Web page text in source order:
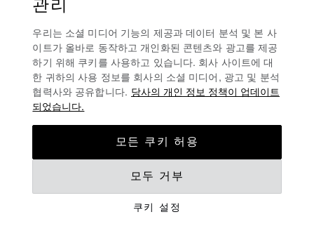
워치스앤원더스 2024
소식
우리는 소셜 미디어 기능의 제공과 데이터 분석 및 본 사
이트가 올바로 동작하고 개인화된 콘텐츠와 광고를 제공
하기 위해 쿠키를 사용하고 있습니다. 회사 사이트에 대
한 귀하의 사용 정보를 회사의 소셜 미디어, 광고 및 분석
협력사와 공유합니다. 당사의 개인 정보 정책이 업데이트
되었습니다.
쿠키 설정
모두 거부
모든 쿠키 허용